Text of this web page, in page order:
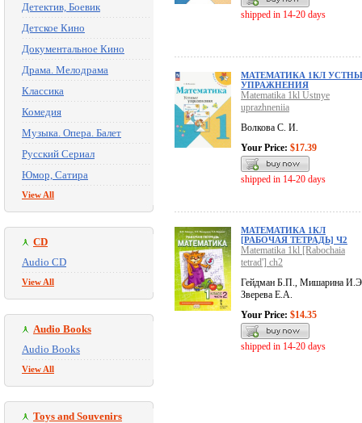
Детектив, Боевик
Детское Кино
Документальное Кино
Драма. Мелодрама
Классика
Комедия
Музыка. Опера. Балет
Русский Сериал
Юмор, Сатира
View All
CD
Audio CD
View All
Audio Books
Audio Books
View All
Toys and Souvenirs
shipped in 14-20 days
МАТЕМАТИКА 1КЛ
УПРАЖНЕНИЯ
Matematika 1kl Ustnye
uprazhneniia
Волкова С. И.
Your Price: $17.39
shipped in 14-20 days
МАТЕМАТИКА 1КЛ
[РАБОЧАЯ ТЕТРАДЬ] Ч2
Matematika 1kl [Rabochaia
tetrad'] ch2
Гейдман Б.П., Мишарина
Зверева Е.А.
Your Price: $14.35
shipped in 14-20 days